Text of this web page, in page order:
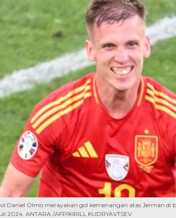
Daniel Olmo merayakan gol kemenangan atas Jerman di
2024. ANTARA /AFP/KIRILL KUDRYAVTSEV